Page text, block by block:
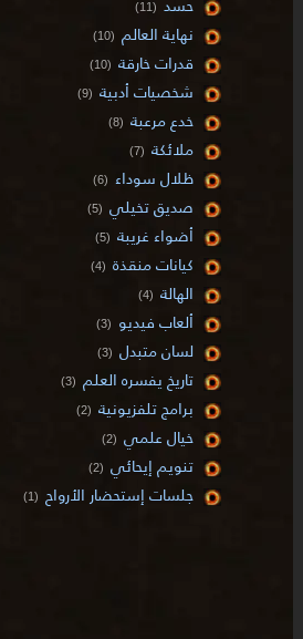
(11)
نهاية العالم (10)
قدرات خارقة (10)
شخصيات أدبية (9)
خدع مرعبة (8)
ملائكة (7)
ظلال سوداء (6)
صديق تخيلي (5)
أضواء غريبة (5)
كيانات منقذة (4)
الهالة (4)
ألعاب فيديو (3)
لسان متبدل (3)
تاريخ يفسره العلم (3)
برامج تلفزيونية (2)
خيال علمي (2)
تنويم إيحائي (2)
جلسات إستحضار الأرواح (1)